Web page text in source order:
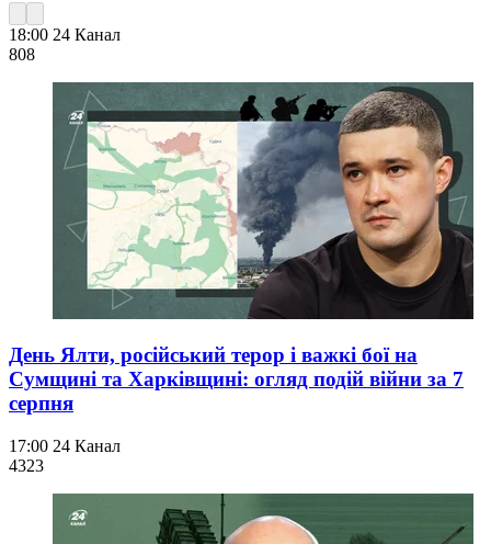
18:00 24 Канал
808
День Ялти, російський терор і важкі бої на
Сумщині та Харківщині: огляд подій війни за 7
серпня
17:00 24 Канал
4323